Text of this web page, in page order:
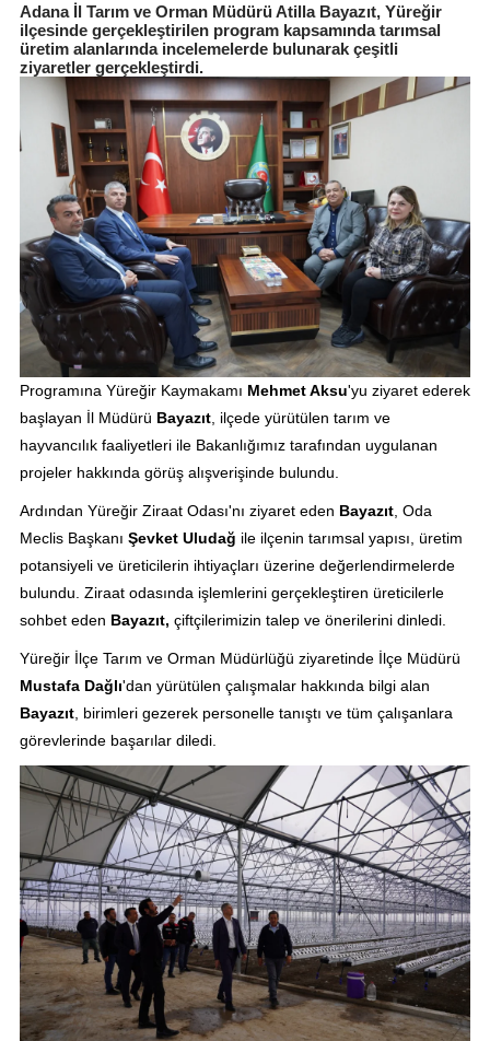
Adana İl Tarım ve Orman Müdürü Atilla Bayazıt, Yüreğir
ilçesinde gerçekleştirilen program kapsamında tarımsal
üretim alanlarında incelemelerde bulunarak çeşitli
ziyaretler gerçekleştirdi.
Programına Yüreğir Kaymakamı Mehmet Aksu'yu ziyaret ederek
başlayan İl Müdürü Bayazıt, ilçede yürütülen tarım ve
hayvancılık faaliyetleri ile Bakanlığımız tarafından uygulanan
projeler hakkında görüş alışverişinde bulundu.
Ardından Yüreğir Ziraat Odası'nı ziyaret eden Bayazıt, Oda
Meclis Başkanı Şevket Uludağ ile ilçenin tarımsal yapısı, üretim
potansiyeli ve üreticilerin ihtiyaçları üzerine değerlendirmelerde
bulundu. Ziraat odasında işlemlerini gerçekleştiren üreticilerle
sohbet eden Bayazıt, çiftçilerimizin talep ve önerilerini dinledi.
Yüreğir İlçe Tarım ve Orman Müdürlüğü ziyaretinde İlçe Müdürü
Mustafa Dağlı'dan yürütülen çalışmalar hakkında bilgi alan
Bayazıt, birimleri gezerek personelle tanıştı ve tüm çalışanlara
görevlerinde başarılar diledi.